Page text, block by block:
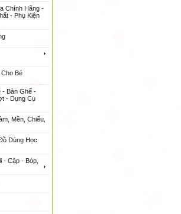
Chính Hãng -
- Phụ Kiện
Bé
- Bàn Ghế -
- Dụng Cụ
Mền, Chiếu,
Dùng Học
- Cặp - Bóp,